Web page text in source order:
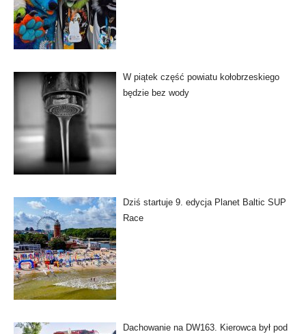
W piątek część powiatu kołobrzeskiego
będzie bez wody
Dziś startuje 9. edycja Planet Baltic SUP
Race
Dachowanie na DW163. Kierowca był pod